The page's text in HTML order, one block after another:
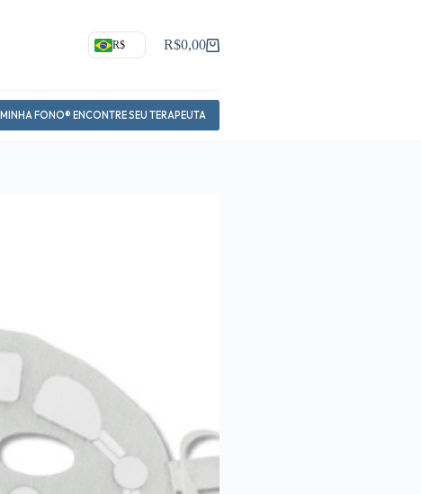
R$ Carrinho
R$0,00
MINHA FONO® ENCONTRE SEU TERAPEUTA